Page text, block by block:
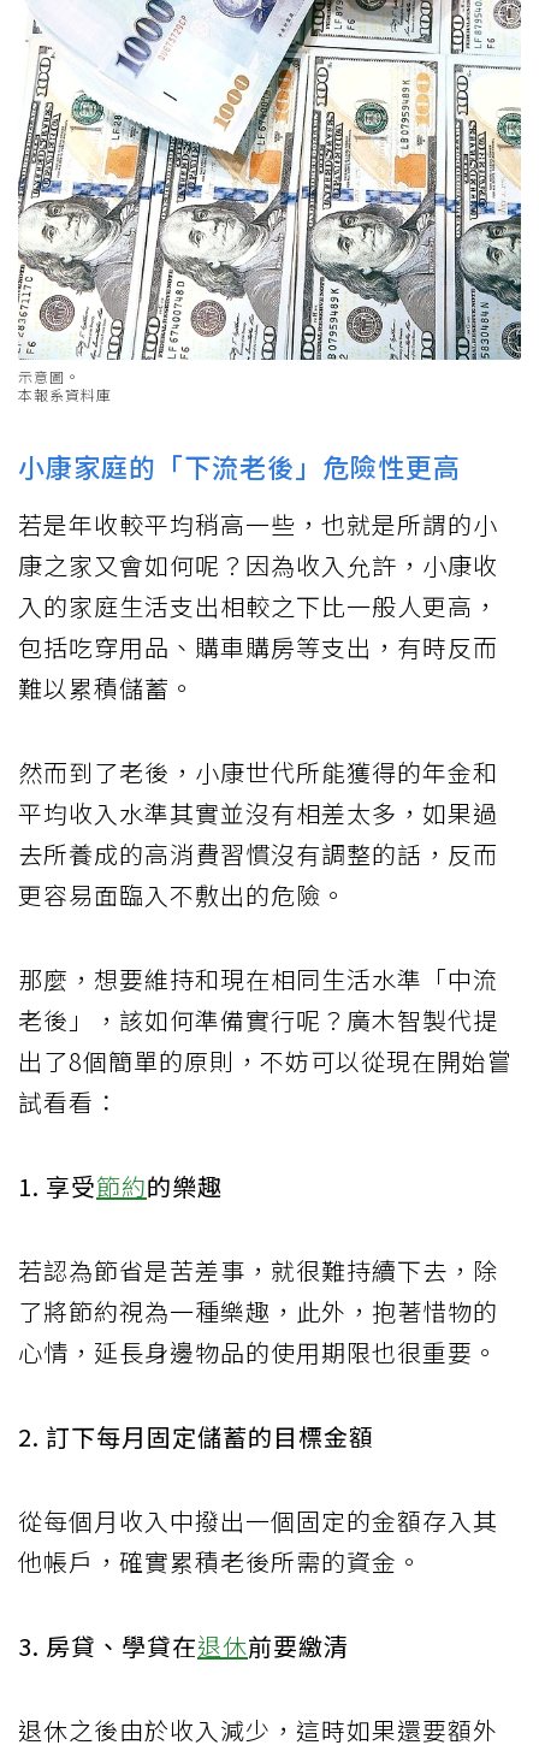
示意圖。
本報系資料庫
小康家庭的「下流老後」危險性更高
若是年收較平均稍高一些，也就是所謂的小
康之家又會如何呢？因為收入允許，小康收
入的家庭生活支出相較之下比一般人更高，
包括吃穿用品、購車購房等支出，有時反而
難以累積儲蓄。
然而到了老後，小康世代所能獲得的年金和
平均收入水準其實並沒有相差太多，如果過
去所養成的高消費習慣沒有調整的話，反而
更容易面臨入不敷出的危險。
那麼，想要維持和現在相同生活水準「中流
老後」，該如何準備實行呢？廣木智製代提
出了8個簡單的原則，不妨可以從現在開始嘗
試看看：
1. 享受節約的樂趣
若認為節省是苦差事，就很難持續下去，除
了將節約視為一種樂趣，此外，抱著惜物的
心情，延長身邊物品的使用期限也很重要。
2. 訂下每月固定儲蓄的目標金額
從每個月收入中撥出一個固定的金額存入其
他帳戶，確實累積老後所需的資金。
3. 房貸、學貸在退休前要繳清
退休之後由於收入減少，這時如果還要額外